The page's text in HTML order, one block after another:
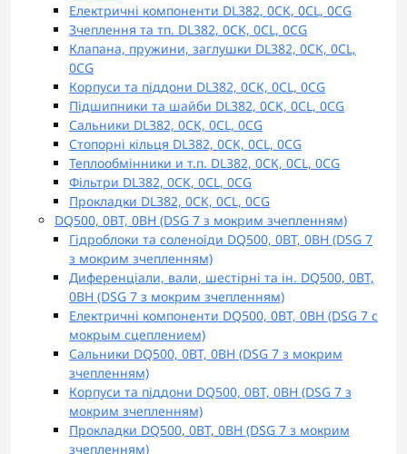
Електричні компоненти DL382, 0CK, 0CL, 0CG
Зчеплення та тп. DL382, 0CK, 0CL, 0CG
Клапана, пружини, заглушки DL382, 0CK, 0CL,
0CG
Корпуси та піддони DL382, 0CK, 0CL, 0CG
Підшипники та шайби DL382, 0CK, 0CL, 0CG
Сальники DL382, 0CK, 0CL, 0CG
Стопорні кільця DL382, 0CK, 0CL, 0CG
Теплообмінники и т.п. DL382, 0CK, 0CL, 0CG
Фільтри DL382, 0CK, 0CL, 0CG
Прокладки DL382, 0CK, 0CL, 0CG
DQ500, 0BT, 0BH (DSG 7 з мокрим зчепленням)
Гідроблоки та соленоїди DQ500, 0BT, 0BH (DSG 7
з мокрим зчепленням)
Диференціали, вали, шестірні та ін. DQ500, 0BT,
0BH (DSG 7 з мокрим зчепленням)
Електричні компоненти DQ500, 0BT, 0BH (DSG 7 с
мокрым сцеплением)
Сальники DQ500, 0BT, 0BH (DSG 7 з мокрим
зчепленням)
Корпуси та піддони DQ500, 0BT, 0BH (DSG 7 з
мокрим зчепленням)
Прокладки DQ500, 0BT, 0BH (DSG 7 з мокрим
зчепленням)